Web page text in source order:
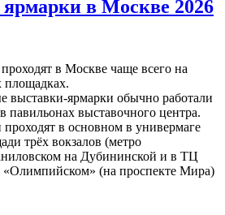
в Москве 2026
в Москве чаще всего на
площадках.
выставки-ярмарки обычно работали
павильонах выставочного центра.
в основном в универмаге
трёх вокзалов (метро
на Дубининской и в ТЦ
(на проспекте Мира)